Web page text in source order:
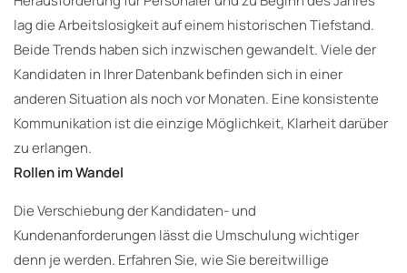
lag die Arbeitslosigkeit auf einem historischen Tiefstand.
Beide Trends haben sich inzwischen gewandelt. Viele der
Kandidaten in Ihrer Datenbank befinden sich in einer
anderen Situation als noch vor Monaten. Eine konsistente
Kommunikation ist die einzige Möglichkeit, Klarheit darüber
zu erlangen.
Rollen im Wandel
Die Verschiebung der Kandidaten- und
Kundenanforderungen lässt die Umschulung wichtiger
denn je werden. Erfahren Sie, wie Sie bereitwillige